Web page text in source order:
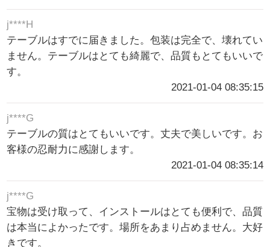
j****H
テーブルはすでに届きました。包装は完全で、壊れてい
ません。テーブルはとても綺麗で、品質もとてもいいで
す。
2021-01-04 08:35:15
j****G
テーブルの質はとてもいいです。丈夫で美しいです。お
客様の忍耐力に感謝します。
2021-01-04 08:35:14
j****G
宝物は受け取って、インストールはとても便利で、品質
は本当によかったです。場所をあまり占めません。大好
きです。